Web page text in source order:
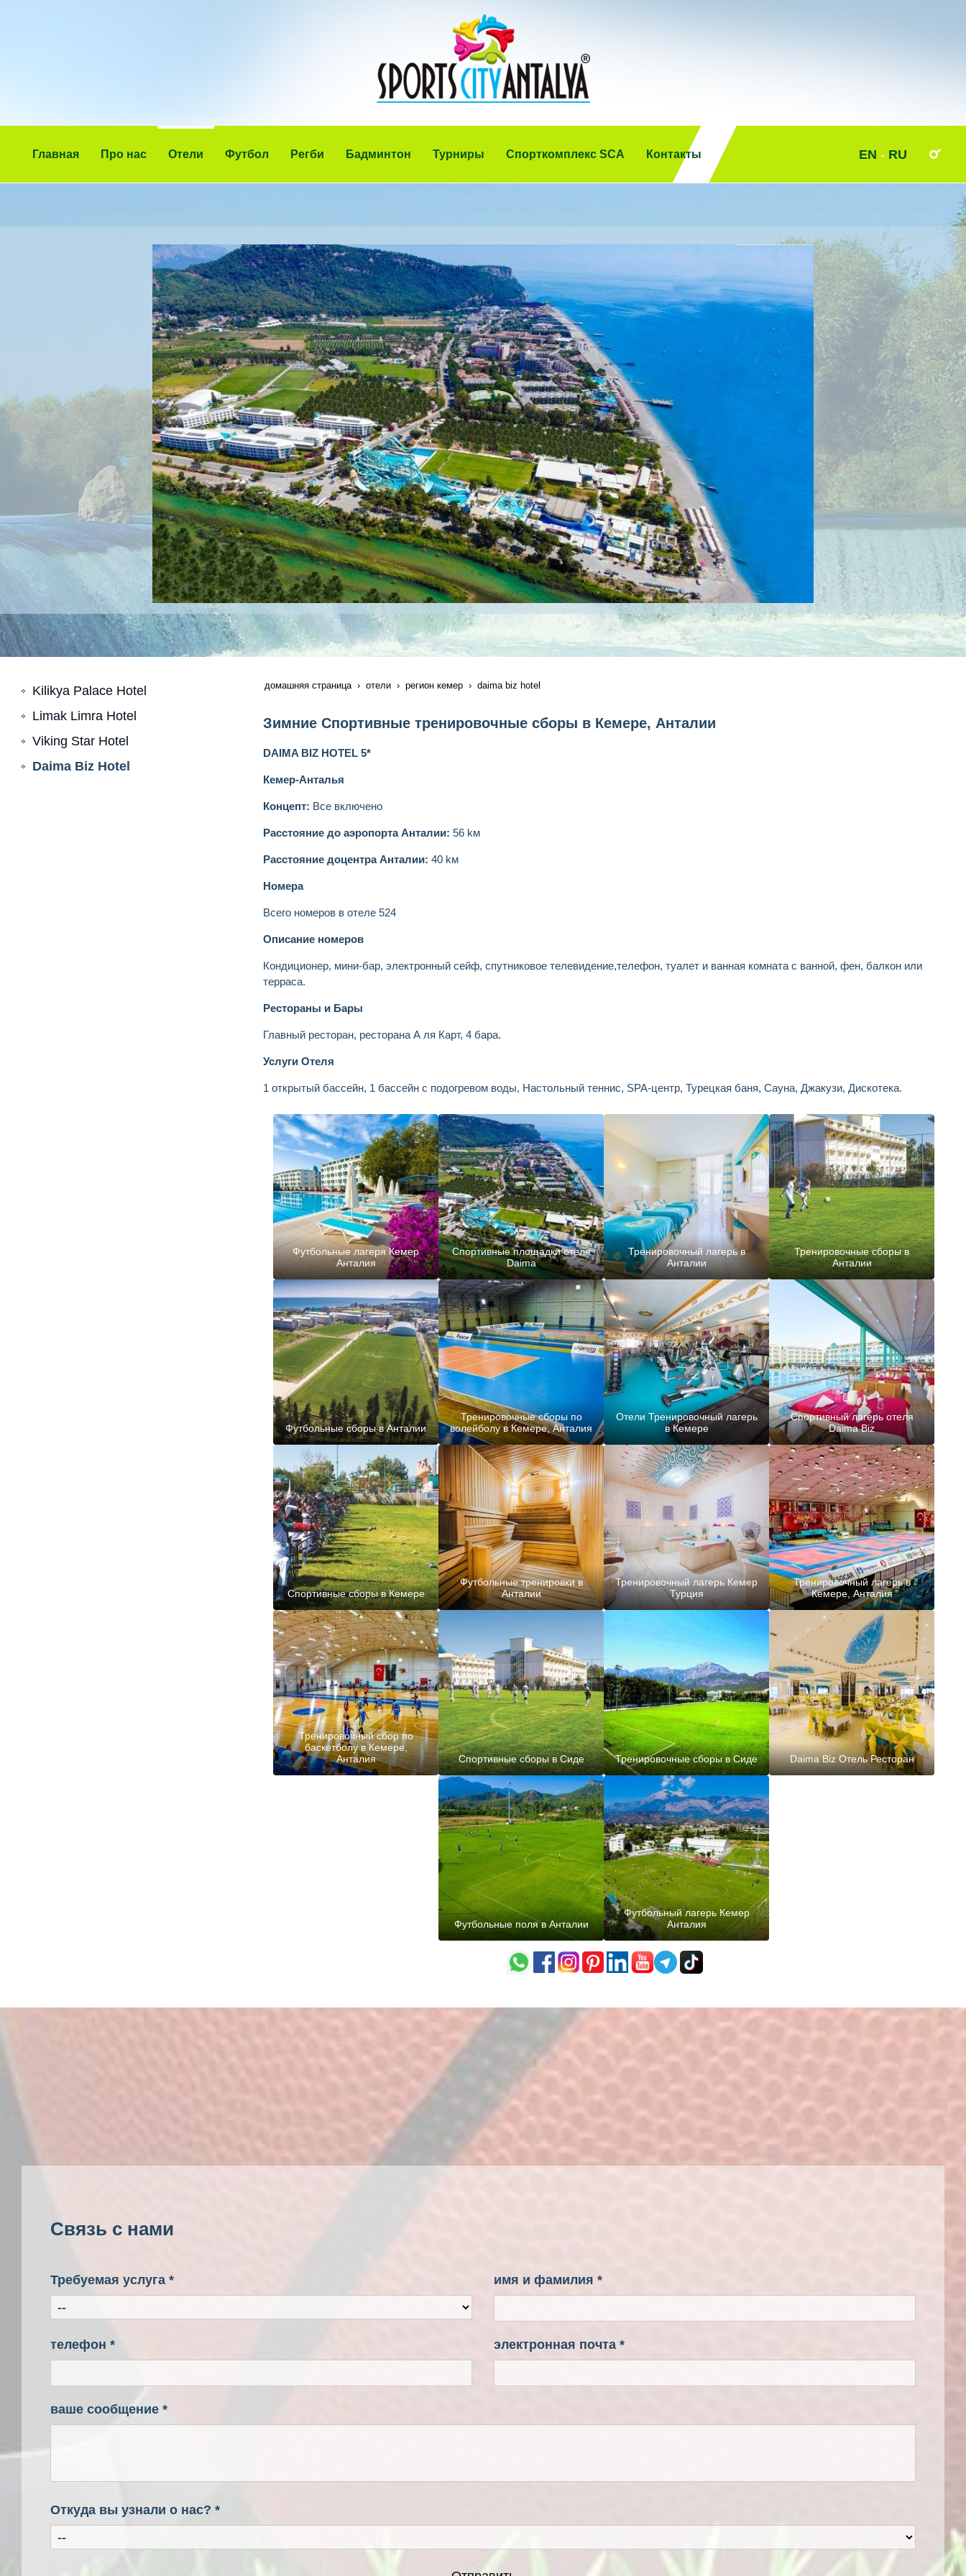
Главная Про нас Отели Футбол Регби Бадминтон Турниры Спорткомплекс SCA Контакты EN - RU
домашняя страница отели регион кемер daima biz hotel
Зимние Спортивные тренировочные сборы в Кемере, Анталии
DAIMA BIZ HOTEL 5*
Кемер-Анталья
Концепт: Все включено
Расстояние до аэропорта Анталии: 56 kм
Расстояние доцентра Анталии: 40 kм
Номера
Всего номеров в отеле 524
Описание номеров
Кондиционер, мини-бар, электронный сейф, спутниковоe телевидение,телефон, туалет и ванная комната с ванной, фен, балкон или
терраса.
Рестораны и Бары
Главный ресторан, ресторана А ля Карт, 4 бара.
Услуги Отеля
1 открытый бассейн, 1 бассейн с подогревом воды, Настольный теннис, SPA-центр, Турецкая баня, Сауна, Джакузи, Дискотека.
Футбольные лагеря Кемер
Анталия
Спортивные площадки отеля
Daima
Тренировочный лагерь в
Анталии
Тренировочные сборы в
Анталии
Футбольные сборы в Анталии
Тренировочные сборы по
волейболу в Кемере, Анталия
Отели Тренировочный лагерь
в Кемере
Спортивный лагерь отеля
Daima Biz
Спортивные сборы в Кемере
Футбольные тренировки в
Анталии
Тренировочный лагерь Кемер
Турция
Тренировочный лагерь в
Кемере, Анталия
Тренировочный сбор по
баскетболу в Кемере,
Анталия
Спортивные сборы в Сиде Тренировочные сборы в Сиде Daima Biz Отель Ресторан
Футбольные поля в Анталии
Футбольный лагерь Кемер
Анталия
Kilikya Palace Hotel
Limak Limra Hotel
Viking Star Hotel
Daima Biz Hotel
Связь с нами
Требуемая услуга * имя и фамилия *
телефон * электронная почта *
ваше сообщение *
Откуда вы узнали о нас? *